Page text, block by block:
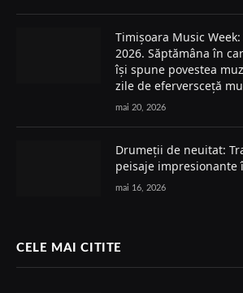
Timișoara Music
2026. Săptămâna în
își spune povestea
zile de eferversceță
mai 20, 2026
Drumeții de neuitat:
peisaje impresionante
mai 16, 2026
CELE MAI CITITE